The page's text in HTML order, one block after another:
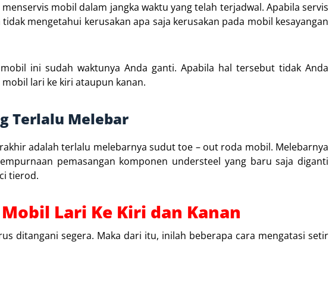
mobil dalam jangka waktu yang telah terjadwal. Apabila servis
mengetahui kerusakan apa saja kerusakan pada mobil kesayangan
ini sudah waktunya Anda ganti. Apabila hal tersebut tidak Anda
lari ke kiri ataupun kanan.
Terlalu Melebar
adalah terlalu melebarnya sudut toe – out roda mobil. Melebarnya
pemasangan komponen understeel yang baru saja diganti
tierod.
Lari Ke Kiri dan Kanan
ditangani segera. Maka dari itu, inilah beberapa cara mengatasi setir